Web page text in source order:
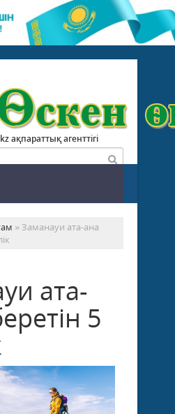
ақпараттық агенттігі
» Заманауи ата-ана
ата-
5